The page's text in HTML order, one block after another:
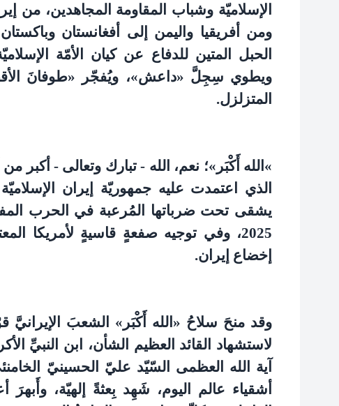
الإسلاميّة وشباب المقاومة المجاهدين، من
ومن أفريقيا واليمن إلى أفغانستان
الحبل المتين للدفاع عن كيان الأمّة
ويطوي سِجِلَّ «داعش»، ويُفجّر «طوفانَ
المتزلزل.
« الله أَكْبَر»؛ نعم، الله - تبارك وتعالى -
الذي اعتمدت عليه جمهوريّة إيران
يشقى تحت ضرباتها المُرعبة في الحرب
2025، وفي توجيه صفعةٍ قاسيةٍ لأمريكا
إخضاع إيران.
وقد منحَ سلاحُ «الله أَكْبَر» الشعبَ الإيرانيَّ
لاستشهاد القائد العظيم الشأن، ابن النبيِّ
آية الله العظمى السّيّد عليّ الحسينيّ
أشقياء عالم اليوم، شَهِد بِعثةً إلهيّة، وأَبهرَ